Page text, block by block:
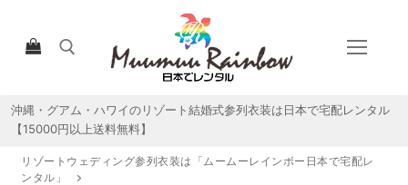
ツ
検索:
沖縄・グアム・ハワイのリゾート結婚式参列衣装は日本で宅配レンタル
【15000円以上送料無料】
リゾートウェディング参列衣装は「ムームーレインボー日本で宅配レ
ンタル」